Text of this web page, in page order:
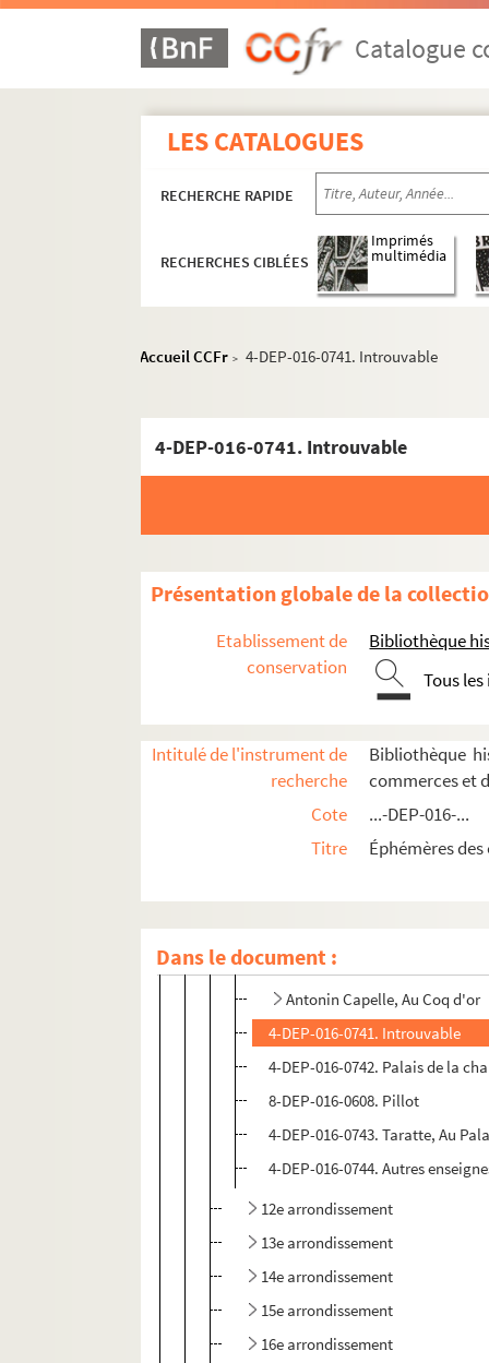
Catalogue
LES CATALOGUES
RECHERCHE RAPIDE
RECHERCHES CIBLÉES
Imprimés
multimédia
Accueil CCFr > 4-DEP-016-0741. Introuvable
4-DEP-016-0741. Introuvable
Présentation globale de la
Etablissement de
conservation
Bibliothèque
Tous
Intitulé de l'instrument de
recherche
Bibliothèque
commerces et
Cote
...-DEP-016-...
Titre
Éphémères
Dans le document :
Linge de maison, blanc, trousseaux
Chausseurs et marchands de chaussures
2e arrondissement
4e arrondissement
5e arrondissement
7e arrondissement
8e arrondissement
9e arrondissement
10e arrondissement
8-DEP-016-0607. Bully
Antonin Capelle, Au Coq d'or
4-DEP-016-0741. Introuvable
4-DEP-016-0742. Palais de la
8-DEP-016-0608. Pillot
4-DEP-016-0743. Taratte, Au
4-DEP-016-0744. Autres
12e arrondissement
13e arrondissement
14e arrondissement
15e arrondissement
16e arrondissement